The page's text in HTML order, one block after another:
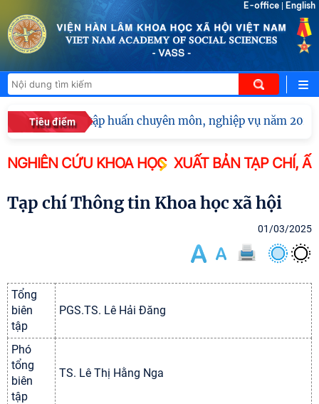
E-office English
Tiêu điểm
Hội nghị tập huấn chuyên môn, nghiệp vụ năm 2026
NGHIÊN CỨU KHOA HỌC XUẤT BẢN TẠP CHÍ,
Tạp chí Thông tin Khoa học xã hội
01/03/2025
Tổng
biên
tập
PGS.TS. Lê Hải Đăng
Phó
tổng
biên
tập
TS. Lê Thị Hằng Nga